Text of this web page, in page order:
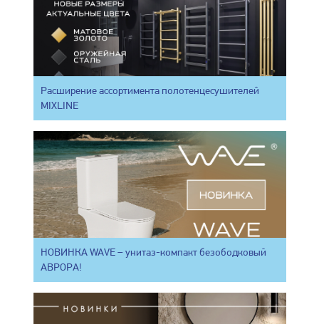
Расширение ассортимента полотенцесушителей
MIXLINE
НОВИНКА WAVE – унитаз-компакт безободковый
АВРОРА!